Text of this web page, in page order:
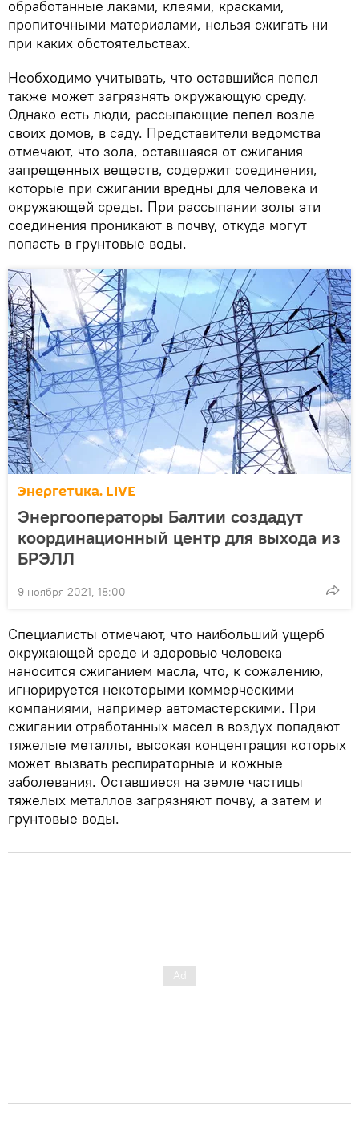
обработанные лаками, клеями, красками,
пропиточными материалами, нельзя сжигать ни
при каких обстоятельствах.
Необходимо учитывать, что оставшийся пепел
также может загрязнять окружающую среду.
Однако есть люди, рассыпающие пепел возле
своих домов, в саду. Представители ведомства
отмечают, что зола, оставшаяся от сжигания
запрещенных веществ, содержит соединения,
которые при сжигании вредны для человека и
окружающей среды. При рассыпании золы эти
соединения проникают в почву, откуда могут
попасть в грунтовые воды.
Энергетика. LIVE
Энергооператоры Балтии создадут
координационный центр для выхода из
БРЭЛЛ
9 ноября 2021, 18:00
Специалисты отмечают, что наибольший ущерб
окружающей среде и здоровью человека
наносится сжиганием масла, что, к сожалению,
игнорируется некоторыми коммерческими
компаниями, например автомастерскими. При
сжигании отработанных масел в воздух попадают
тяжелые металлы, высокая концентрация которых
может вызвать респираторные и кожные
заболевания. Оставшиеся на земле частицы
тяжелых металлов загрязняют почву, а затем и
грунтовые воды.